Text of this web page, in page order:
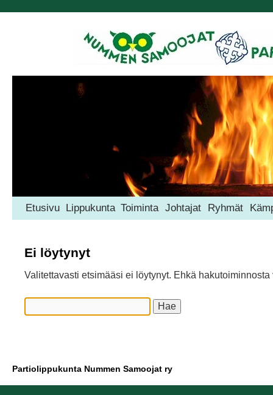
Etusivu Lippukunta Toiminta Johtajat Ryhmät
Ei löytynyt
Valitettavasti etsimääsi ei löytynyt. Ehkä
Partiolippukunta Nummen Samoojat ry